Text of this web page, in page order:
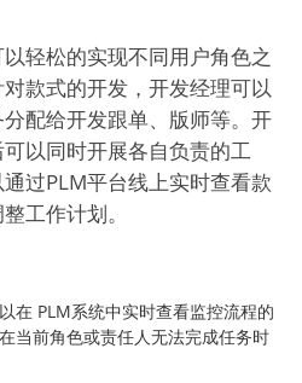
轻松的实现不同用户角色之
款式的开发，开发经理可以
配给开发跟单、版师等。开
以同时开展各自负责的工
过PLM平台线上实时查看款
工作计划。
在 PLM系统中实时查看监控流程的
当前角色或责任人无法完成任务时